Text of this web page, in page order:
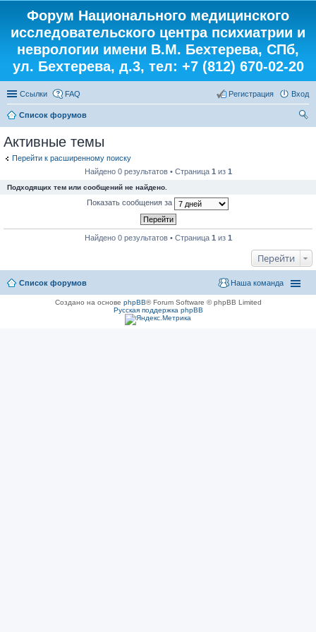
Форум Национального медицинского
исследовательского центра психиатрии и
неврологии имени В.М. Бехтерева, СПб,
ул. Бехтерева, д.3, тел: +7 (812) 670-02-20
Ссылки FAQ Вход
Регистрация
Список форумов
Активные темы
Перейти к расширенному поиску
Найдено 0 результатов • Страница 1 из 1
Подходящих тем или сообщений не найдено.
Показать сообщения за
Найдено 0 результатов • Страница 1 из 1
Перейти
Список форумов Наша команда
Создано на основе phpBB® Forum Software © phpBB Limited
Русская поддержка phpBB